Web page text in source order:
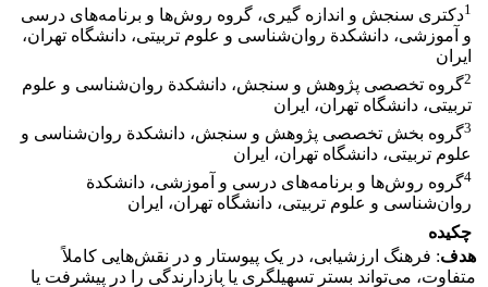
1دکتری سنجش و اندازه گیری، گروه روش‌ها و برنامه‌های درسی
و آموزشی، دانشکدة روان‌شناسی و علوم تربیتی، دانشگاه تهران،
ایران
2گروه تخصصی پژوهش و سنجش، دانشکدة روان‌شناسی و علوم
تربیتی، دانشگاه تهران، ایران
3گروه بخش تخصصی پژوهش و سنجش، دانشکدة روان‌شناسی و
علوم تربیتی، دانشگاه تهران، ایران
4گروه روش‌ها و برنامه‌های درسی و آموزشی، دانشکدة
روان‌شناسی و علوم تربیتی، دانشگاه تهران، ایران
چکیده
هدف: فرهنگ ارزشیابی، در یک پیوستار و در نقش‌هایی کاملاً
متفاوت، می‌تواند بستر تسهیلگری یا بازدارندگی را در پیشرفت یا